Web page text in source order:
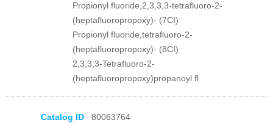
收藏产品
Propionyl fluoride,2,3,3,3-tetrafluoro-2-
(heptafluoropropoxy)- (7CI)
Propionyl fluoride,tetrafluoro-2-
(heptafluoropropoxy)- (8CI)
2,3,3,3-Tetrafluoro-2-
(heptafluoropropoxy)propanoyl fl
Catalog ID
80063764